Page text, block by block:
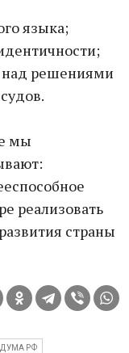
языка;
над решениями
мы
реализовать
страны
РФ